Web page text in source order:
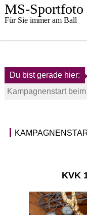
Skip
toMS-Sportfoto
Für Sie immer am Ball
Du bist gerade hier:
Kampagnenstart
KVK